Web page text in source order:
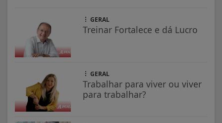
GERAL
Treinar Fortalece e dá Lucro
GERAL
Trabalhar para viver ou viver
para trabalhar?